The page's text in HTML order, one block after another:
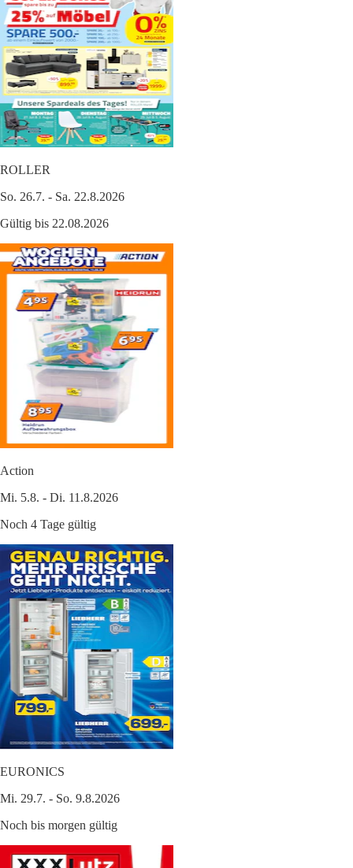
ROLLER
So. 26.7. - Sa. 22.8.2026
Gültig bis 22.08.2026
Action
Mi. 5.8. - Di. 11.8.2026
Noch 4 Tage gültig
EURONICS
Mi. 29.7. - So. 9.8.2026
Noch bis morgen gültig